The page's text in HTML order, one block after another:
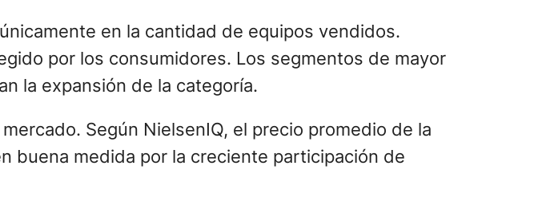
en la cantidad de equipos vendidos.
por los consumidores. Los segmentos de mayor
la expansión de la categoría.
Según NielsenIQ, el precio promedio de la
buena medida por la creciente participación de